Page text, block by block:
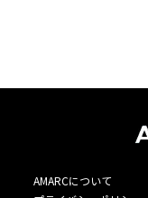
AMARCについて